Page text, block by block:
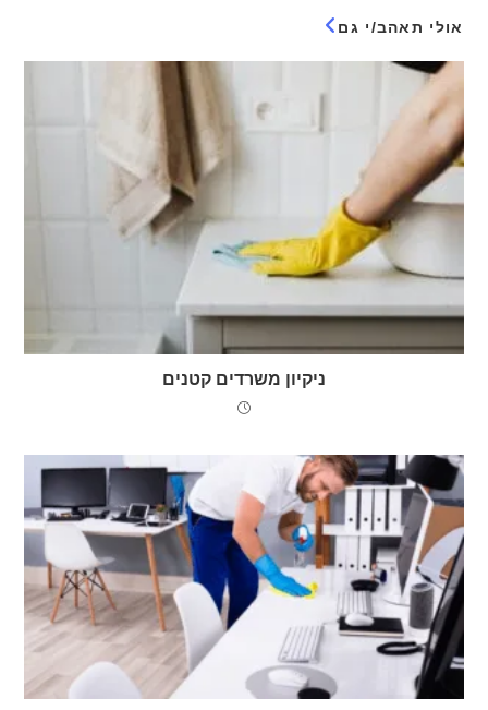
אולי תאהב/י גם
ניקיון משרדים קטנים